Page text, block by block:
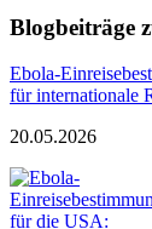
Blogbeiträge
Ebola-
für internationale
20.05.2026